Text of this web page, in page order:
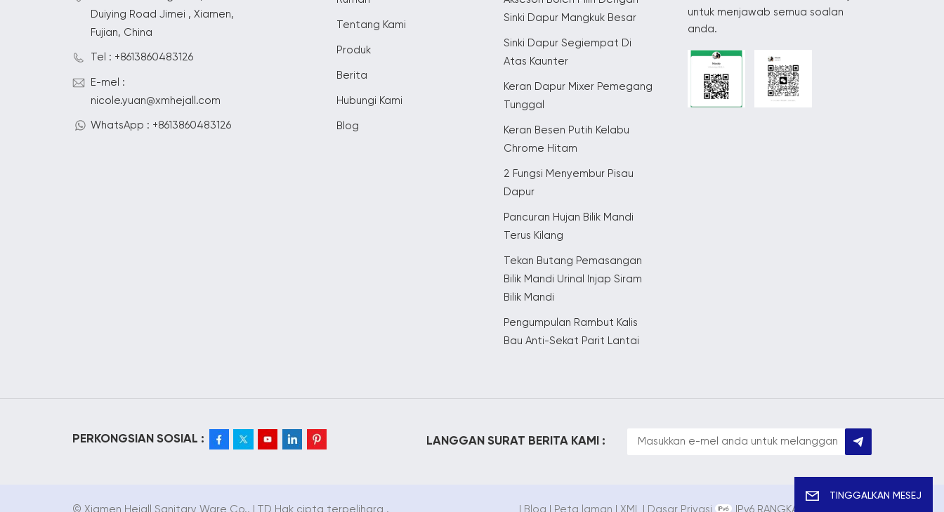
Duiying Road Jimei , Xiamen,
Fujian, China
Tel : +8613860483126
E-mel :
nicole.yuan@xmhejall.com
WhatsApp : +8613860483126
Tentang Kami
Produk
Berita
Hubungi Kami
Blog
Sinki Dapur Mangkuk Besar
Sinki Dapur Segiempat Di
Atas Kaunter
Keran Dapur Mixer Pemegang
Tunggal
Keran Besen Putih Kelabu
Chrome Hitam
2 Fungsi Menyembur Pisau
Dapur
Pancuran Hujan Bilik Mandi
Terus Kilang
Tekan Butang Pemasangan
Bilik Mandi Urinal Injap Siram
Bilik Mandi
Pengumpulan Rambut Kalis
Bau Anti-Sekat Parit Lantai
untuk menjawab semua soalan
anda.
PERKONGSIAN SOSIAL : LANGGAN SURAT BERITA KAMI :
© Xiamen Hejall Sanitary Ware Co., LTD Hak cipta terpelihara . Blog Peta laman XML Dasar Privasi IPv6 RANGKAIAN DISOKONG
TINGGALKAN MESEJ